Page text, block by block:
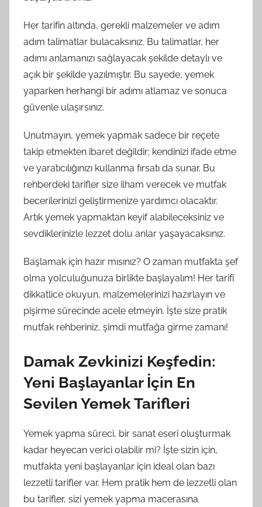
Her tarifin altında, gerekli malzemeler ve adım
adım talimatlar bulacaksınız. Bu talimatlar, her
adımı anlamanızı sağlayacak şekilde detaylı ve
açık bir şekilde yazılmıştır. Bu sayede, yemek
yaparken herhangi bir adımı atlamaz ve sonuca
güvenle ulaşırsınız.
Unutmayın, yemek yapmak sadece bir reçete
takip etmekten ibaret değildir; kendinizi ifade etme
ve yaratıcılığınızı kullanma fırsatı da sunar. Bu
rehberdeki tarifler size ilham verecek ve mutfak
becerilerinizi geliştirmenize yardımcı olacaktır.
Artık yemek yapmaktan keyif alabileceksiniz ve
sevdiklerinizle lezzet dolu anlar yaşayacaksınız.
Başlamak için hazır mısınız? O zaman mutfakta şef
olma yolculuğunuza birlikte başlayalım! Her tarifi
dikkatlice okuyun, malzemelerinizi hazırlayın ve
pişirme sürecinde acele etmeyin. İşte size pratik
mutfak rehberiniz, şimdi mutfağa girme zamanı!
Damak Zevkinizi Keşfedin:
Yeni Başlayanlar İçin En
Sevilen Yemek Tarifleri
Yemek yapma süreci, bir sanat eseri oluşturmak
kadar heyecan verici olabilir mi? İşte sizin için,
mutfakta yeni başlayanlar için ideal olan bazı
lezzetli tarifler var. Hem pratik hem de lezzetli olan
bu tarifler, sizi yemek yapma macerasına